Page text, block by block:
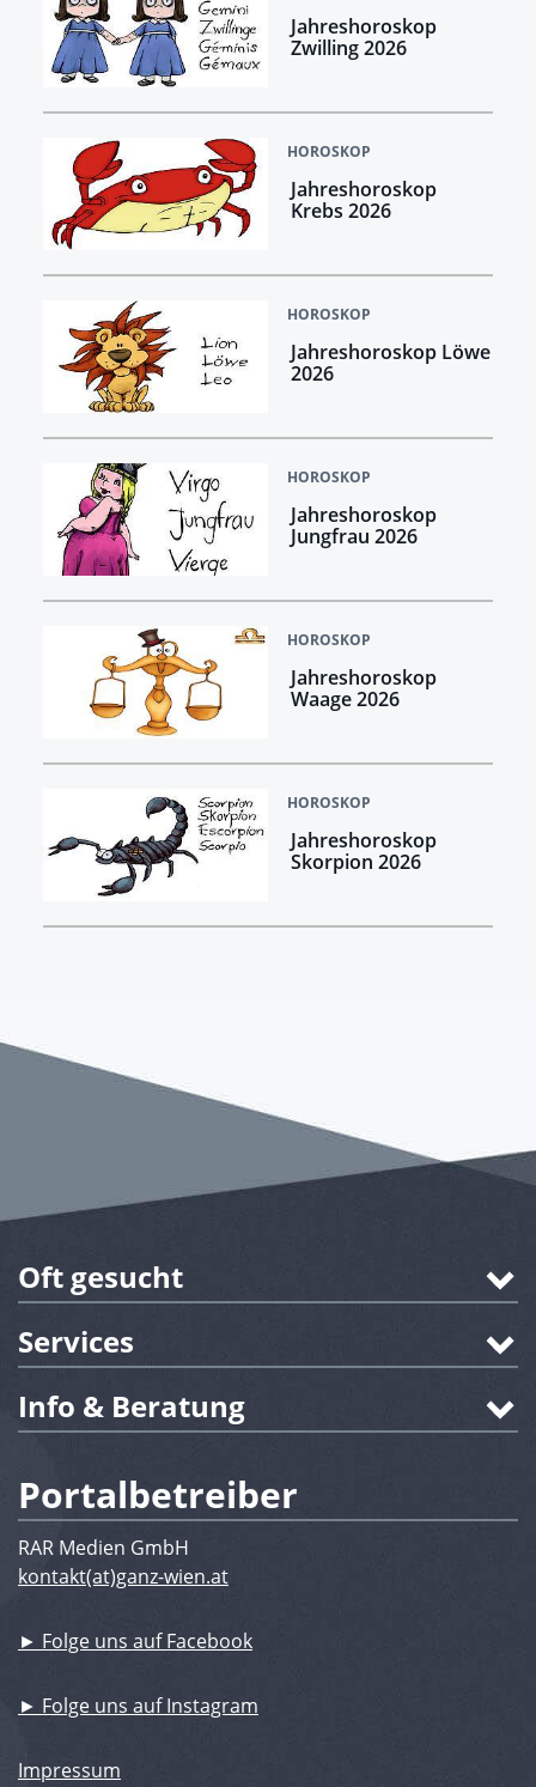
Jahreshoroskop
Zwilling 2026
HOROSKOP
Jahreshoroskop
Krebs 2026
HOROSKOP
Jahreshoroskop Löwe
2026
HOROSKOP
Jahreshoroskop
Jungfrau 2026
HOROSKOP
Jahreshoroskop
Waage 2026
HOROSKOP
Jahreshoroskop
Skorpion 2026
Oft gesucht
Services
Info & Beratung
Portalbetreiber
RAR Medien GmbH
kontakt(at)ganz-wien.at
► Folge uns auf Facebook
► Folge uns auf Instagram
Impressum